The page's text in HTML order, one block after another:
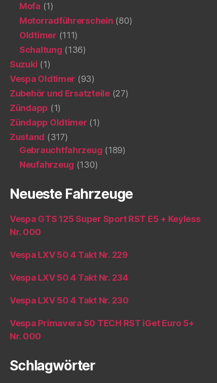
Mofa (1)
Motorradführerschein (80)
Oldtimer (111)
Schaltung (136)
Suzuki (1)
Vespa Oldtimer (93)
Zubehör und Ersatzteile(27)
Zündapp (1)
Zündapp Oldtimer (1)
Zustand (317)
Gebrauchtfahrzeug (189)
Neufahrzeug (130)
Neueste Fahrzeuge
Vespa GTS 125 Super Sport RST E5 + Keyless
Nr. 000
Vespa LXV 50 4 Takt Nr. 229
Vespa LXV 50 4 Takt Nr. 234
Vespa LXV 50 4 Takt Nr. 230
Vespa Primavera 50 TECH RST iGet Euro 5+
Nr. 000
Schlagwörter